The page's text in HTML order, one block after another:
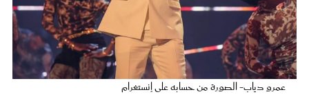
عمرو دياب- الصورة من حسابه على إنستغرام
عروس سيدتي